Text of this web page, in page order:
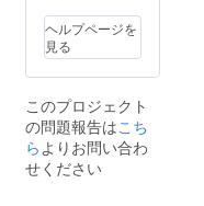
もござ
いま
す。 ※
ご注文
使用部
材の供
給状
況、製
造工程
ヘルプページを
見る
このプロジェクト
の問題報告はこち
らよりお問い合わ
せください